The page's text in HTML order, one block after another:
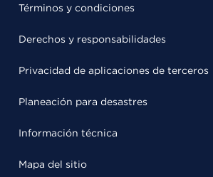
Términos y condiciones
Derechos y responsabilidades
Privacidad de aplicaciones de terceros
Planeación para desastres
Información técnica
Mapa del sitio